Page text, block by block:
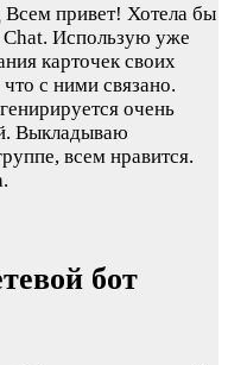
Всем привет! Хотела бы
Chat. Использую уже
карточек своих
с ними связано.
очень
Выкладываю
всем нравится.
бот